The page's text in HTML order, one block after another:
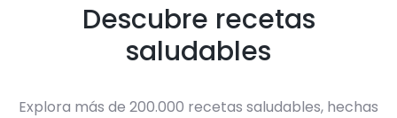
Descubre recetas
saludables
Explora más de 200.000 recetas saludables, hechas